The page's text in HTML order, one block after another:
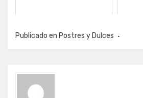
Publicado en Postres y Dulces